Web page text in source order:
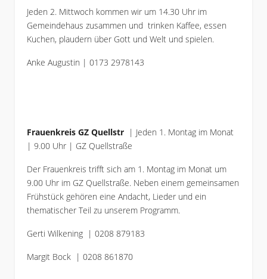
Jeden 2. Mittwoch kommen wir um 14.30 Uhr im
Gemeindehaus zusammen und trinken Kaffee, essen
Kuchen, plaudern über Gott und Welt und spielen.
Anke Augustin | 0173 2978143
Frauenkreis GZ Quellstr | Jeden 1. Montag im Monat
| 9.00 Uhr | GZ Quellstraße
Der Frauenkreis trifft sich am 1. Montag im Monat um
9.00 Uhr im GZ Quellstraße. Neben einem gemeinsamen
Frühstück gehören eine Andacht, Lieder und ein
thematischer Teil zu unserem Programm.
Gerti Wilkening | 0208 879183
Margit Bock | 0208 861870